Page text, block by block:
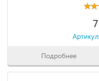
Подробнее